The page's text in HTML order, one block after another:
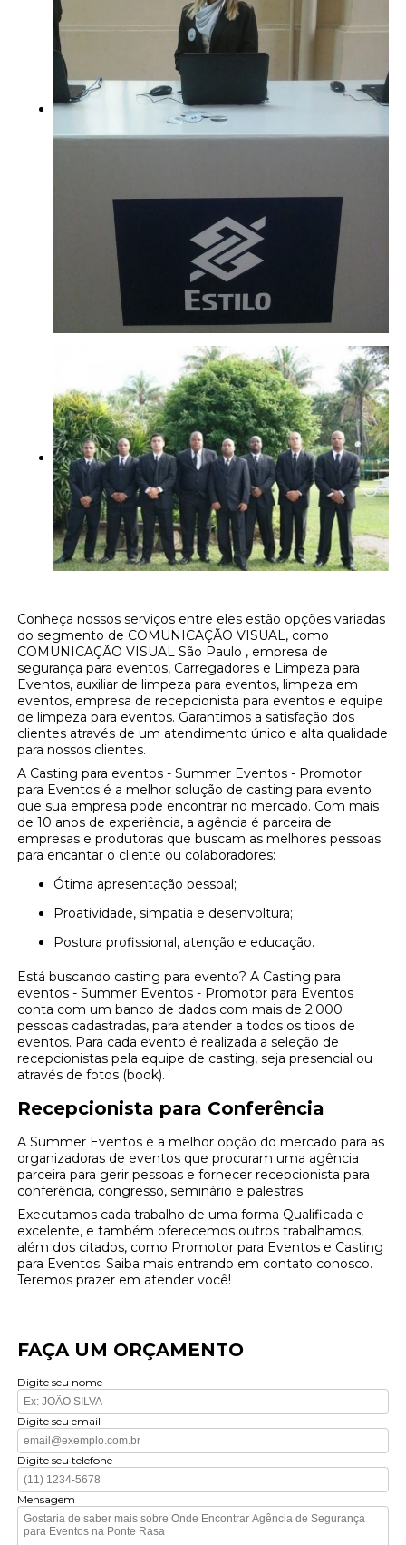
Conheça nossos serviços entre eles estão opções variadas
do segmento de COMUNICAÇÃO VISUAL, como
COMUNICAÇÃO VISUAL São Paulo , empresa de
segurança para eventos, Carregadores e Limpeza para
Eventos, auxiliar de limpeza para eventos, limpeza em
eventos, empresa de recepcionista para eventos e equipe
de limpeza para eventos. Garantimos a satisfação dos
clientes através de um atendimento único e alta qualidade
para nossos clientes.
A Casting para eventos - Summer Eventos - Promotor
para Eventos é a melhor solução de casting para evento
que sua empresa pode encontrar no mercado. Com mais
de 10 anos de experiência, a agência é parceira de
empresas e produtoras que buscam as melhores pessoas
para encantar o cliente ou colaboradores:
Ótima apresentação pessoal;
Proatividade, simpatia e desenvoltura;
Postura profissional, atenção e educação.
Está buscando casting para evento? A Casting para
eventos - Summer Eventos - Promotor para Eventos
conta com um banco de dados com mais de 2.000
pessoas cadastradas, para atender a todos os tipos de
eventos. Para cada evento é realizada a seleção de
recepcionistas pela equipe de casting, seja presencial ou
através de fotos (book).
Recepcionista para Conferência
A Summer Eventos é a melhor opção do mercado para as
organizadoras de eventos que procuram uma agência
parceira para gerir pessoas e fornecer recepcionista para
conferência, congresso, seminário e palestras.
Executamos cada trabalho de uma forma Qualificada e
excelente, e também oferecemos outros trabalhamos,
além dos citados, como Promotor para Eventos e Casting
para Eventos. Saiba mais entrando em contato conosco.
Teremos prazer em atender você!
FAÇA UM ORÇAMENTO
Digite seu nome
Digite seu email
Digite seu telefone
Mensagem